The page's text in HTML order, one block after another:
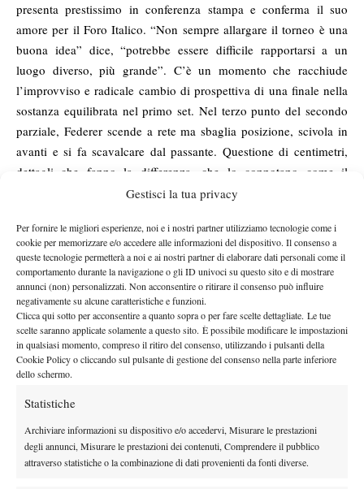
Gestisci la tua privacy
Per fornire le migliori esperienze, noi e i nostri partner utilizziamo tecnologie come i
cookie per memorizzare e/o accedere alle informazioni del dispositivo. Il consenso a
queste tecnologie permetterà a noi e ai nostri partner di elaborare dati personali come il
comportamento durante la navigazione o gli ID univoci su questo sito e di mostrare
annunci (non) personalizzati. Non acconsentire o ritirare il consenso può influire
negativamente su alcune caratteristiche e funzioni.
Clicca qui sotto per acconsentire a quanto sopra o per fare scelte dettagliate. Le tue
scelte saranno applicate solamente a questo sito. È possibile modificare le impostazioni
in qualsiasi momento, compreso il ritiro del consenso, utilizzando i pulsanti della
Cookie Policy o cliccando sul pulsante di gestione del consenso nella parte inferiore
dello schermo.
Statistiche
Archiviare informazioni su dispositivo e/o accedervi, Misurare le prestazioni
degli annunci, Misurare le prestazioni dei contenuti, Comprendere il pubblico
attraverso statistiche o la combinazione di dati provenienti da fonti diverse.
presenta prestissimo in conferenza stampa e conferma il suo
amore per il Foro Italico. “Non sempre allargare il torneo è una
buona idea” dice, “potrebbe essere difficile rapportarsi a un
luogo diverso, più grande”. C’è un momento che racchiude
l’improvviso e radicale cambio di prospettiva di una finale nella
sostanza equilibrata nel primo set. Nel terzo punto del secondo
parziale, Federer scende a rete ma sbaglia posizione, scivola in
avanti e si fa scavalcare dal passante. Questione di centimetri,
dettagli che fanno la differenza, che lo connotano come il
“Geronimo” della canzone degli Sheppard scelta per
senti?” chiede la band. Come si sente Roger, si può solo intuire.
Ma dopo il break subito alla fine di quel game, per uno
sventaglio di dritto a rete, Djokovic ammazza l’inerzia
psicologica della partita. Game a zero in cui Federer non tocca
palla o quasi, due servizi vincenti e un ace. La finale potrebbe
anche chiudersi qui. E l’applauso dei tifosi, ai limiti della
standing ovation, diventa il tributo al campione che si intuisce
sconfitto, all’Ettore che non smetterà di combattere ma sa già
essere numero 1, eppure amato poco, amato meno, rispettato
quasi con freddezza, senza l’empatia che cerca senza ancora